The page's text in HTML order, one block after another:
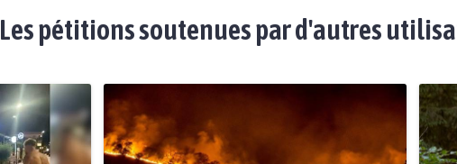
Les pétitions soutenues par d'autres